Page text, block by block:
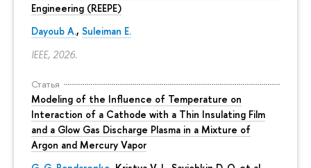
Engineering (REEPE)
Dayoub A., Suleiman E.
IEEE, 2026.
Статья
Modeling of the Influence of Temperature on
Interaction of a Cathode with a Thin Insulating Film
and a Glow Gas Discharge Plasma in a Mixture of
Argon and Mercury Vapor